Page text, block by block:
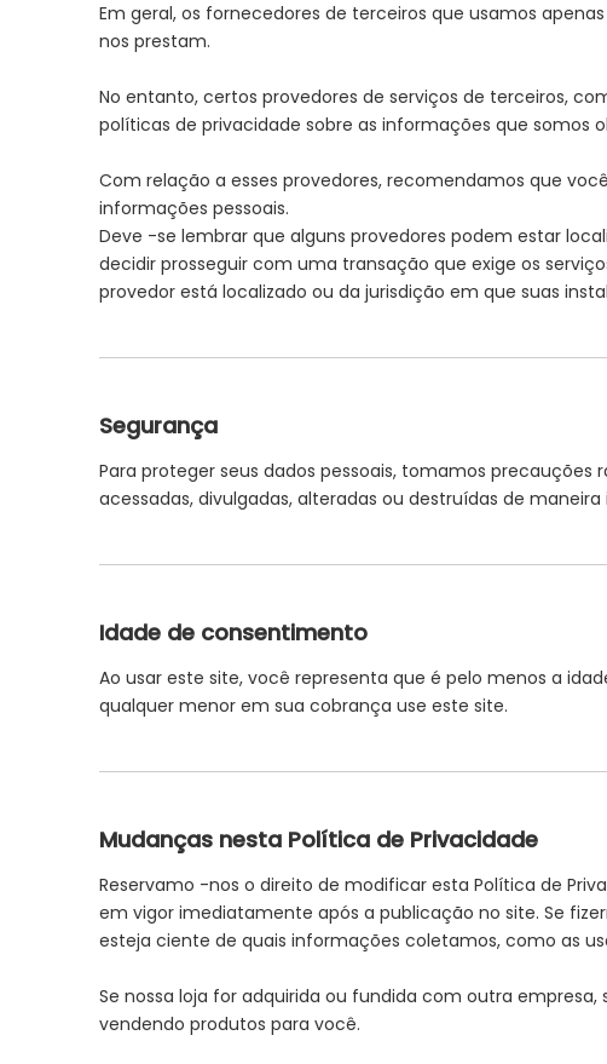
Em geral, os fornecedores de terceiros que usamos
nos prestam.
No entanto, certos provedores de serviços de terceiros,
políticas de privacidade sobre as informações que somos
Com relação a esses provedores, recomendamos que
informações pessoais.
Deve -se lembrar que alguns provedores podem estar
decidir prosseguir com uma transação que exige os
provedor está localizado ou da jurisdição em que suas
Segurança
Para proteger seus dados pessoais, tomamos
acessadas, divulgadas, alteradas ou destruídas de maneira
Idade de consentimento
Ao usar este site, você representa que é pelo menos a
qualquer menor em sua cobrança use este site.
Mudanças nesta Política de Privacidade
Reservamo -nos o direito de modificar esta Política de
em vigor imediatamente após a publicação no site. Se
esteja ciente de quais informações coletamos, como as
Se nossa loja for adquirida ou fundida com outra
vendendo produtos para você.